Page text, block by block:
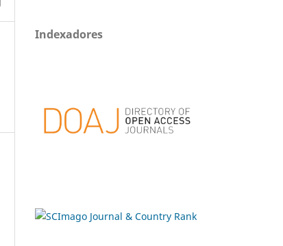
Indexadores